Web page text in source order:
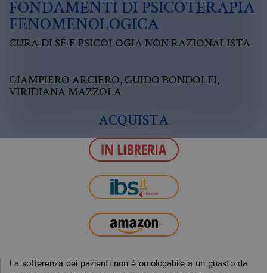
FONDAMENTI DI PSICOTERAPIA
FENOMENOLOGICA
CURA DI SÉ E PSICOLOGIA NON RAZIONALISTA
GIAMPIERO ARCIERO, GUIDO BONDOLFI,
VIRIDIANA MAZZOLA
ACQUISTA
La sofferenza dei pazienti non è omologabile a un guasto da